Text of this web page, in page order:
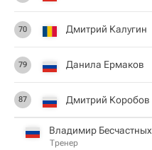
70 Дмитрий Калугин
79 Данила Ермаков
87 Дмитрий Коробов
Владимир Бесчастных
Тренер